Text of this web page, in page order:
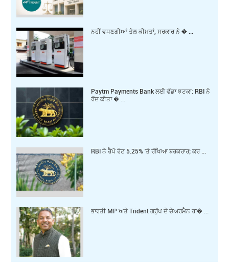
ਨਹੀਂ ਵਧਣਗੀਆਂ ਤੇਲ ਕੀਮਤਾਂ, ਸਰਕਾਰ ਨੇ � ...
Paytm Payments Bank ਲਈ ਵੱਡਾ ਝਟਕਾ: RBI ਨੇ
ਰੱਦ ਕੀਤਾ � ...
RBI ਨੇ ਰੈਪੋ ਰੇਟ 5.25% 'ਤੇ ਰੱਖਿਆ ਬਰਕਰਾਰ; ਕਰ ...
ਭਾਰਤੀ MP ਅਤੇ Trident ਗਰੁੱਪ ਦੇ ਚੇਅਰਮੈਨ ਰਾ� ...